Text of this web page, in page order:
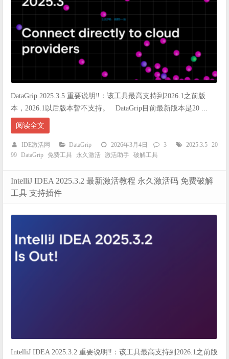
DataGrip 2025.3.5 重要说明‼️：该工具最高支持到2026.1之前版
本，2026.1以后版本暂不支持。 DataGrip目前最新版本是20 ...
阅读全文
IDE激活网 DataGrip 2026年3月4日 3 2025.3.5
20
99 DataGrip 免费工具 永久激活 激活助手 破解工具
IntelliJ IDEA 2025.3.2 最新激活教程 永久激活码 免费破解
工具 支持插件
IntelliJ IDEA 2025.3.2 重要说明‼️：该工具最高支持到2026.1之前版